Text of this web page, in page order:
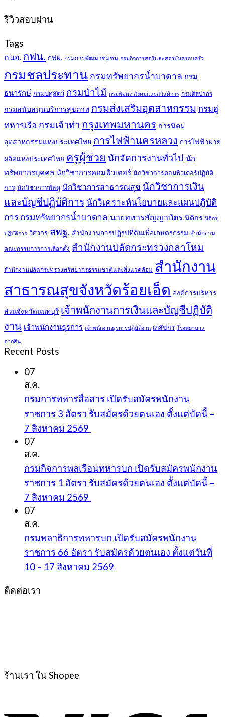
รีวิวสอบผ่าน
Tags
กนอ. กฟน. กฟผ. กรมการพัฒนาชุมชน กรมกิจการสตรีและสถาบันครอบครัว
กรมชลประทาน กรมทรัพยากรน้ำบาดาล กรม
ธนารักษ์ กรมปศุสัตว์ กรมป่าไม้ กรมพัฒนาสังคมและสวัสดิการ กรมศิลปากร
กรมสนับสนุนบริการสุขภาพ กรมส่งเสริมอุตสาหกรรม กรมอู่
ทหารเรือ กรมเจ้าท่า กรุงเทพมหานคร การนิคม
อุตสาหกรรมแห่งประเทศไทย การไฟฟ้านครหลวง การไฟฟ้าฝ่าย
ผลิตแห่งประเทศไทย ครูผู้ช่วย นักจัดการงานทั่วไป นัก
ทรัพยากรบุคคล นักวิชาการคอมพิวเตอร์ นักวิชาการคอมพิวเตอร์ปฏิบัติ
การ นักวิชาการพัสดุ นักวิชาการสาธารณสุข นักวิชาการเงิน
และบัญชีปฏิบัติการ นักวิเคราะห์นโยบายและแผนปฏิบัติ
การ กรมทรัพยากรน้ำบาดาล นายทหารสัญญาบัตร นิติกร นิติกร
ปฏิบัติการ วิศวกร สพฐ. สำนักงานการปฏิรูปที่ดินเพื่อเกษตรกรรม สำนักงาน
คณะกรรมการการเลือกตั้ง สำนักงานปลัดกระทรวงกลาโหม
สำนักงานปลัดกระทรวงทรัพยากรธรรมชาติและสิ่งแวดล้อม สำนักงาน
สาธารณสุขจังหวัดร้อยเอ็ด องค์การบริหาร
ส่วนจังหวัดนนทบุรี เจ้าพนักงานการเงินและบัญชีปฏิบัติ
งาน เจ้าพนักงานธุรการ เจ้าพนักงานธุรการปฏิบัติงาน เภสัชกร โรงพยาบาล
ตากสิน
Recent Posts
07
ส.ค.
กรมการทหารสื่อสาร เปิดรับสมัครพนักงาน
ราชการ 3 อัตรา รับสมัครด้วยตนเอง ตั้งแต่บัดนี้ –
7 สิงหาคม 2569
07
ส.ค.
กรมกิจการพลเรือนทหารบก เปิดรับสมัครพนักงาน
ราชการ 1 อัตรา รับสมัครด้วยตนเอง ตั้งแต่บัดนี้ –
7 สิงหาคม 2569
07
ส.ค.
กรมพลาธิการทหารบก เปิดรับสมัครพนักงาน
ราชการ 66 อัตรา รับสมัครด้วยตนเอง ตั้งแต่วันที่
10 – 17 สิงหาคม 2569
ติดต่อเรา
ร้านเรา ใน Shopee